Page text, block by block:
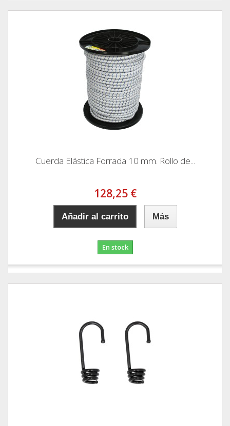
Cuerda Elástica Forrada 10 mm. Rollo de...
128,25 €
Añadir al carrito Más
En stock